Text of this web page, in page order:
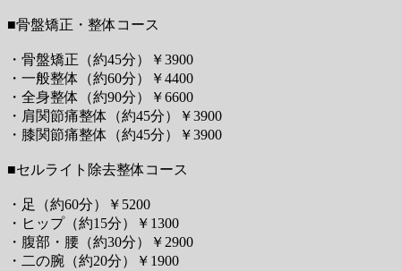
■骨盤矯正・整体コース
・骨盤矯正（約45分）￥3900
・一般整体（約60分）￥4400
・全身整体（約90分）￥6600
・肩関節痛整体（約45分）￥3900
・膝関節痛整体（約45分）￥3900
■セルライト除去整体コース
・足（約60分）￥5200
・ヒップ（約15分）￥1300
・腹部・腰（約30分）￥2900
・二の腕（約20分）￥1900